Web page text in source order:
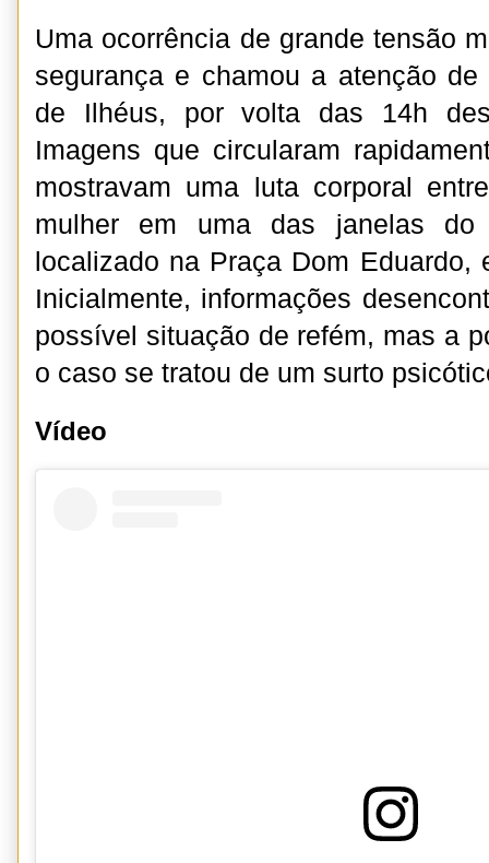
Uma ocorrência de grande tensão
segurança e chamou a atenção
de Ilhéus, por volta das 14h
Imagens que circularam
mostravam uma luta corporal
mulher em uma das janelas do
localizado na Praça Dom Eduardo,
Inicialmente, informações
possível situação de refém, mas a
o caso se tratou de um surto
Vídeo